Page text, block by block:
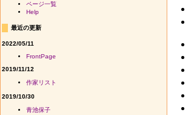
ページ一覧
Help
最近の更新
2022/05/11
FrontPage
2019/11/12
作家リスト
2019/10/30
青池保子